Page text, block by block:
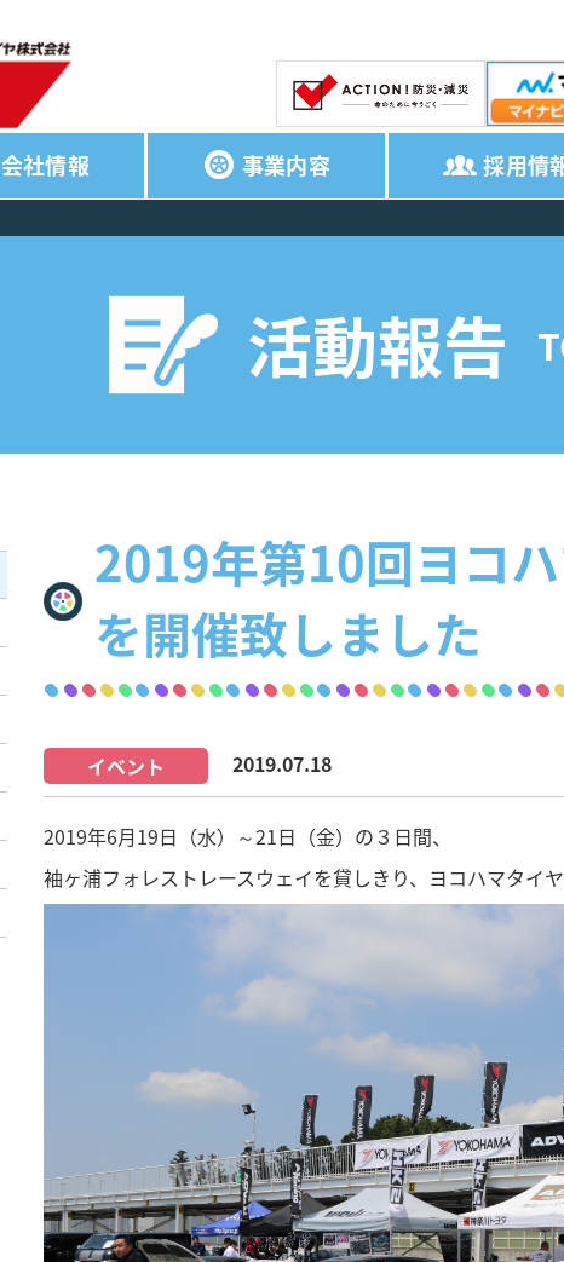
会社情報 事業内容 採用情
活動報告
2019年第10回ヨコ
を開催致しました
イベント 2019.07.18
2019年6月19日（水）～21日（金）の３日間、
袖ヶ浦フォレストレースウェイを貸しきり、ヨコハマタイ